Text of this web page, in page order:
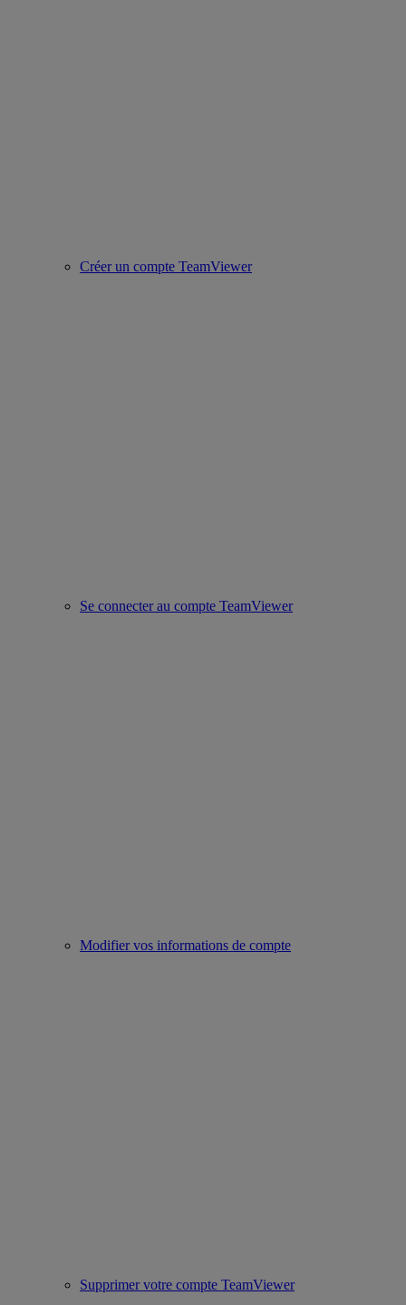
Créer un compte TeamViewer
Se connecter au compte TeamViewer
Modifier vos informations de compte
Supprimer votre compte TeamViewer